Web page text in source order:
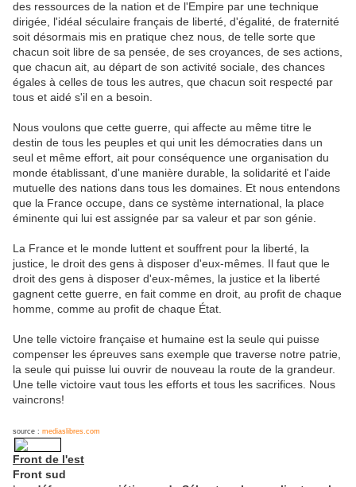
des ressources de la nation et de l'Empire par une technique
dirigée, l'idéal séculaire français de liberté, d'égalité, de fraternité
soit désormais mis en pratique chez nous, de telle sorte que
chacun soit libre de sa pensée, de ses croyances, de ses actions,
que chacun ait, au départ de son activité sociale, des chances
égales à celles de tous les autres, que chacun soit respecté par
tous et aidé s'il en a besoin.
Nous voulons que cette guerre, qui affecte au même titre le
destin de tous les peuples et qui unit les démocraties dans un
seul et même effort, ait pour conséquence une organisation du
monde établissant, d'une manière durable, la solidarité et l'aide
mutuelle des nations dans tous les domaines. Et nous entendons
que la France occupe, dans ce système international, la place
éminente qui lui est assignée par sa valeur et par son génie.
La France et le monde luttent et souffrent pour la liberté, la
justice, le droit des gens à disposer d'eux-mêmes. Il faut que le
droit des gens à disposer d'eux-mêmes, la justice et la liberté
gagnent cette guerre, en fait comme en droit, au profit de chaque
homme, comme au profit de chaque État.
Une telle victoire française et humaine est la seule qui puisse
compenser les épreuves sans exemple que traverse notre patrie,
la seule qui puisse lui ouvrir de nouveau la route de la grandeur.
Une telle victoire vaut tous les efforts et tous les sacrifices. Nous
vaincrons!
source : mediaslibres.com
Front de l'est
Front sud